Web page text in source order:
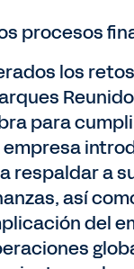
procesos
los
para
respaldar a
así
del